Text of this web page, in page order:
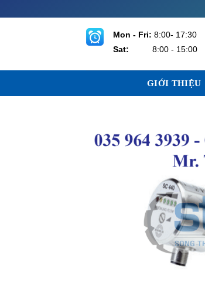
qua
Mon - Fri: 8:00- 17:30
Sat:
8:00 - 15:00
GIỚI THIỆU